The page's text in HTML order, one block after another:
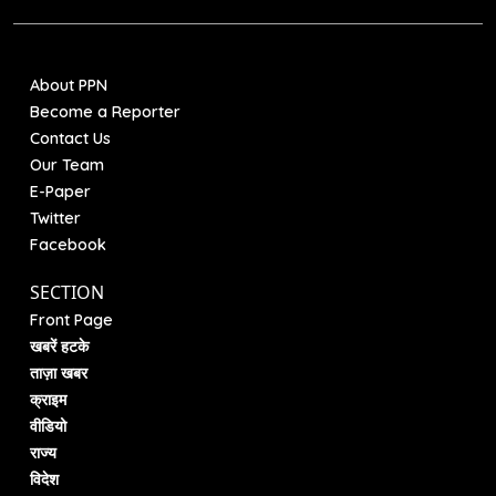
About PPN
Become a Reporter
Contact Us
Our Team
E-Paper
Twitter
Facebook
SECTION
Front Page
खबरें हटके
ताज़ा खबर
क्राइम
वीडियो
राज्य
विदेश